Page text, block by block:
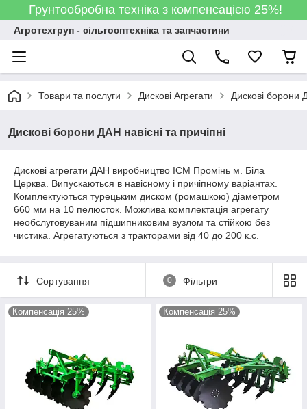
Грунтообробна техніка з компенсацією 25%!
Агротехгруп - сільгосптехніка та запчастини
Товари та послуги Дискові Агрегати Дискові борони
Дискові борони ДАН навісні та причіпні
Дискові агрегати ДАН виробництво ІСМ Промінь м. Біла
Церква. Випускаються в навісному і причіпному варіантах.
Комплектуються турецьким диском (ромашкою) діаметром
660 мм на 10 пелюсток. Можлива комплектація агрегату
необслуговуваним підшипниковим вузлом та стійкою без
чистика. Агрегатуються з тракторами від 40 до 200 к.с.
Сортування 0 Фільтри
Компенсація 25% Компенсація 25%